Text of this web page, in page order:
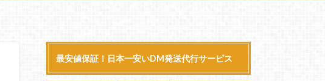
最安値保証！日本一安いDM発送代行サービス